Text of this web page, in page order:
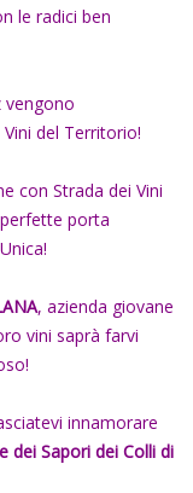
le radici ben
vengono
del Territorio!
con Strada dei Vini
porta
, azienda giovane
vini saprà farvi
innamorare
dei Sapori dei Colli di